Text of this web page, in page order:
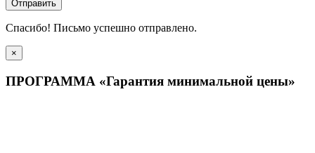
Отправить
Спасибо! Письмо успешно отправлено.
×
ПРОГРАММА «Гарантия минимальной цены»